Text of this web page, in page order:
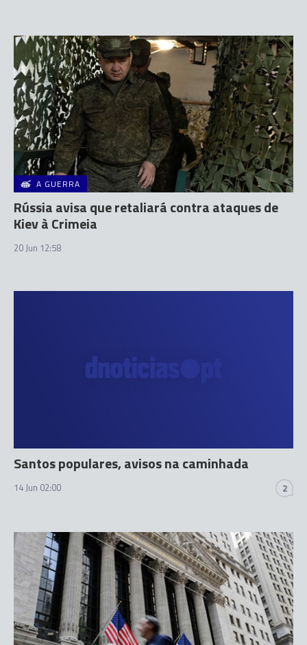
A GUERRA
Rússia avisa que retaliará contra ataques de
Kiev à Crimeia
20 Jun 12:58
Santos populares, avisos na caminhada
14 Jun 02:00 2